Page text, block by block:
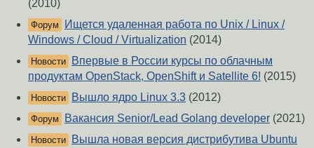
(2010)
Форум
Ищется удаленная работа по Unix / Linux /
Windows / Cloud / Virtualization (2014)
Новости
Впервые в России курсы по облачным
продуктам OpenStack, OpenShift и Satellite 6! (2015)
Новости Вышло ядро Linux 3.3 (2012)
Форум Вакансия Senior/Lead Golang developer (2021)
Новости
Вышла новая версия дистрибутива Ubuntu